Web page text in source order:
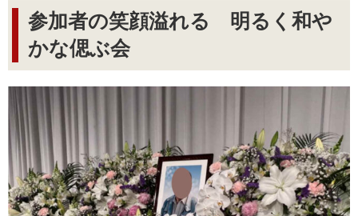
参加者の笑顔溢れる 明るく和や
かな偲ぶ会